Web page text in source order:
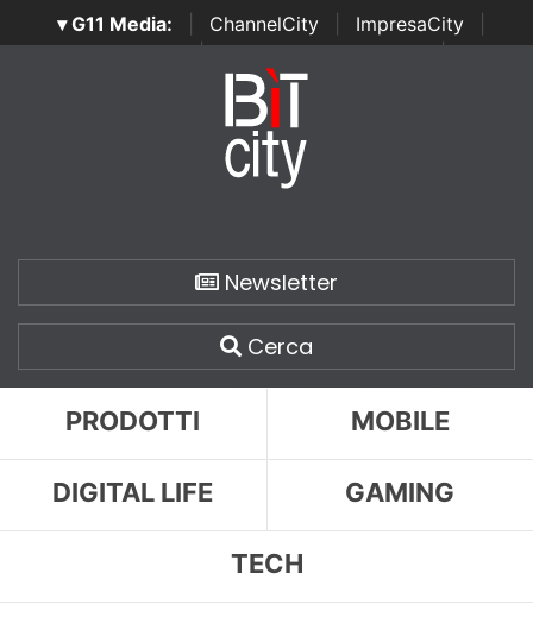
▾ G11 Media: ChannelCity ImpresaCity
SecurityOpenLab | Italian Channel Awards | Italian
Italian Security Awards
Newsletter
Cerca
PRODOTTI MOBILE
DIGITAL LIFE GAMING
TECH